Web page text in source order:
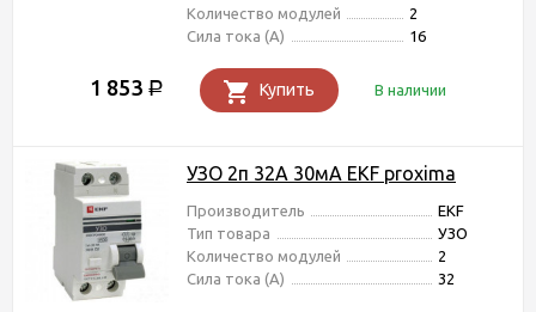
Количество модулей
2
Сила тока (А)
16
1 853 Р Купить В наличии
УЗО 2п 32А 30мА EKF proxima
Производитель
EKF
Тип товара
УЗО
Количество модулей
2
Сила тока (А)
32